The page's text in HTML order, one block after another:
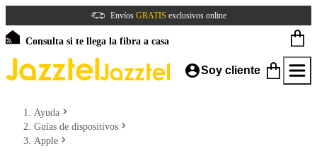
Envíos GRATIS exclusivos online
Consulta si te llega la fibra a casa
Soy cliente
Ayuda
Guías de dispositivos
Apple